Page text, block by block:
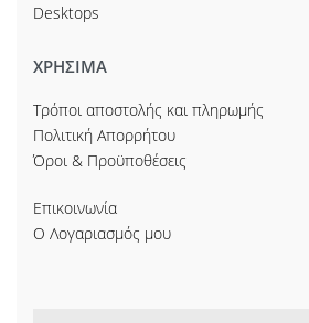
Desktops
ΧΡΗΣΙΜΑ
Τρόποι αποστολής και πληρωμής
Πολιτική Απορρήτου
Όροι & Προϋποθέσεις
Επικοινωνία
Ο Λογαριασμός μου